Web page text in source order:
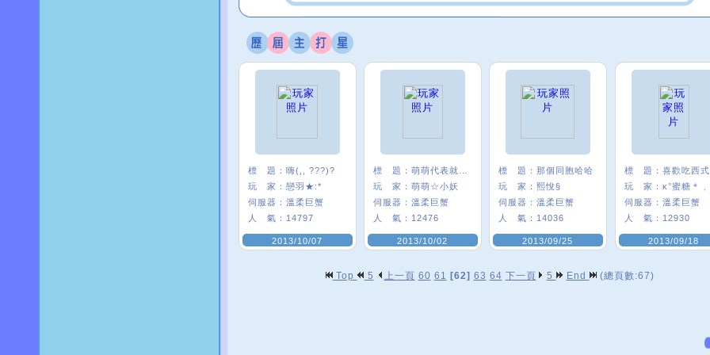
標 題： 嗨(,, ???)?
玩 家： 戀羽★:*
伺服器： 溫柔巨蟹
人 氣： 14797
2013/10/07
標 題：
玩 家： 萌萌☆小妖
伺服器： 溫柔巨蟹
人 氣： 12476
2013/10/02
標 題： 那個同胞哈哈
玩 家： 熙悅§
伺服器： 溫柔巨蟹
人 氣： 14036
2013/09/25
標 題：
玩 家： κ°蜜糖＊﹑
伺服器： 溫柔巨蟹
人 氣： 12930
2013/09/18
Top 5 上一頁 60 61 [62] 63 64 下一頁 5 End (總頁數:67)